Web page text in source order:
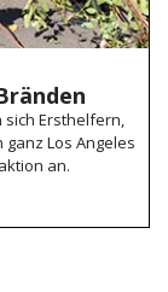
Ersthelfern,
Los Angeles
an.